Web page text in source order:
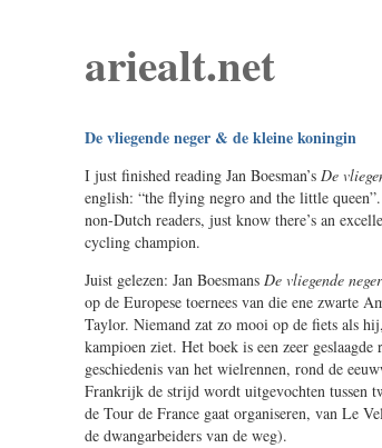
ariealt.net
De vliegende neger & de kleine koningin
I just finished reading Jan Boesman’s De
english: “the flying negro and the little
non-Dutch readers, just know there’s an
cycling champion.
Juist gelezen: Jan Boesmans De vliegende
op de Europese toernees van die ene zwarte
Taylor. Niemand zat zo mooi op de fiets als
kampioen ziet. Het boek is een zeer
geschiedenis van het wielrennen, rond de
Frankrijk de strijd wordt uitgevochten tussen
de Tour de France gaat organiseren, van Le
de dwangarbeiders van de weg).